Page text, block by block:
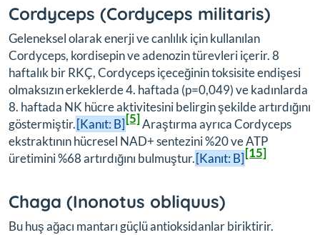
Cordyceps (Cordyceps militaris)
Geleneksel olarak enerji ve canlılık için kullanılan
Cordyceps, kordisepin ve adenozin türevleri içerir. 8
haftalık bir RKÇ, Cordyceps içeceğinin toksisite endişesi
olmaksızın erkeklerde 4. haftada (p=0,049) ve kadınlarda
8. haftada NK hücre aktivitesini belirgin şekilde artırdığını
göstermiştir.[Kanıt: B][5]Araştırma ayrıca Cordyceps
ekstraktının hücresel NAD+ sentezini %20 ve ATP
üretimini %68 artırdığını bulmuştur.[Kanıt: B][15]
Chaga (Inonotus obliquus)
Bu huş ağacı mantarı güçlü antioksidanlar biriktirir.